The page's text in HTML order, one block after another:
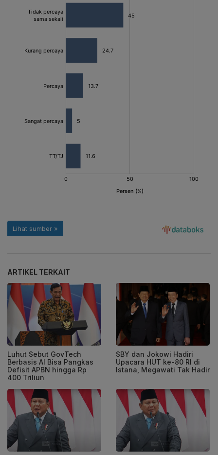
ARTIKEL TERKAIT
Luhut Sebut GovTech
Berbasis AI Bisa Pangkas
Defisit APBN hingga Rp
400 Triliun
SBY dan Jokowi Hadiri
Upacara HUT ke-80 RI di
Istana, Megawati Tak Hadir